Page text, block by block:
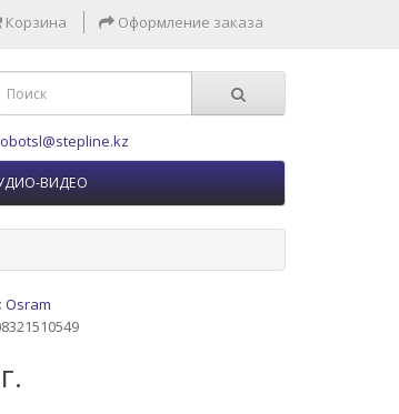
Корзина Оформление заказа
ВИДЕО
Osram